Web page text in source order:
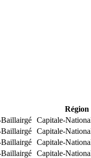
Région
Capitale-
Capitale-
Capitale-
Capitale-